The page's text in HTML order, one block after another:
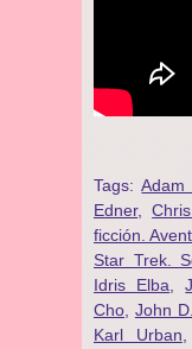
Tags:Adam
Edner,
ficción.
Star Trek.
Idris Elba ,
Cho John
Karl Urban